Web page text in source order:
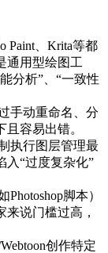
Paint、Krita等都
通用型绘图工
分析”、“一致性
手动重命名、分
容易出错。
执行图层管理最
入“过度复杂化”
脚本）
说门槛过高，
创作特定